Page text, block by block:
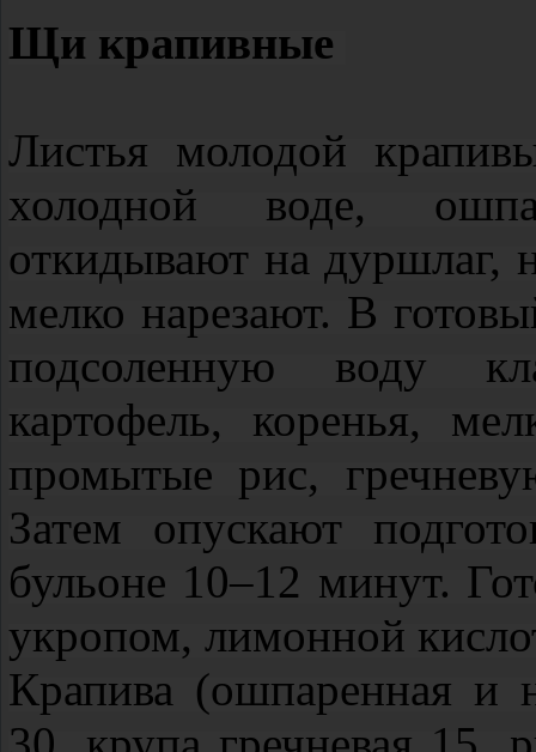
Щи крапивные
Листья молодой
холодной воде,
откидывают на дуршлаг,
мелко нарезают. В
подсоленную воду
картофель, коренья,
промытые рис,
Затем опускают
бульоне 10–12 минут.
укропом, лимонной
Крапива (ошпаренная и